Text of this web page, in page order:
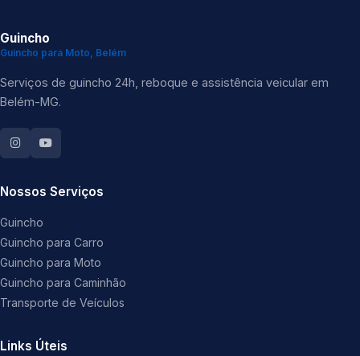
Guincho
Guincho para Moto, Belém
Serviços de guincho 24h, reboque e assistência veicular em
Belém-MG.
Nossos Serviços
Guincho
Guincho para Carro
Guincho para Moto
Guincho para Caminhão
Transporte de Veículos
Links Úteis